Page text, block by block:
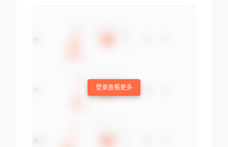
登录查看更多